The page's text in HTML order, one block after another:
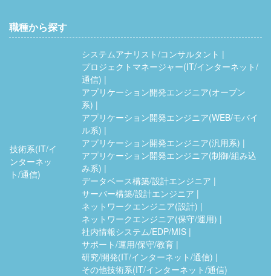
職種から探す
技術系(IT/イ
ンターネッ
ト/通信)
システムアナリスト/コンサルタント
プロジェクトマネージャー(IT/インターネット/
通信)
アプリケーション開発エンジニア(オープン
系)
アプリケーション開発エンジニア(WEB/モバイ
ル系)
アプリケーション開発エンジニア(汎用系)
アプリケーション開発エンジニア(制御/組み込
み系)
データベース構築/設計エンジニア
サーバー構築/設計エンジニア
ネットワークエンジニア(設計)
ネットワークエンジニア(保守/運用)
社内情報システム/EDP/MIS
サポート/運用/保守/教育
研究/開発(IT/インターネット/通信)
その他技術系(IT/インターネット/通信)